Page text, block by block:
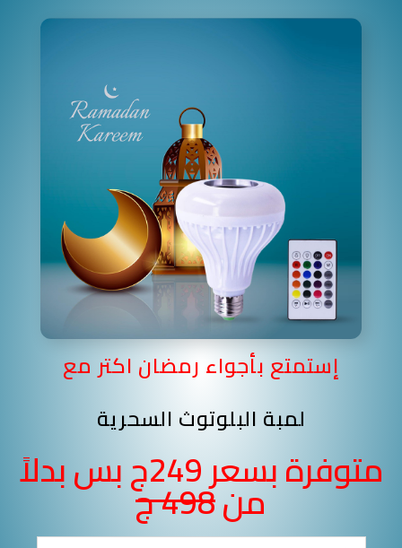
إستمتع بأجواء رمضان اكتر مع
لمبة البلوتوث السحرية
متوفرة بسعر 249ج بس بدلاً
من498 ج